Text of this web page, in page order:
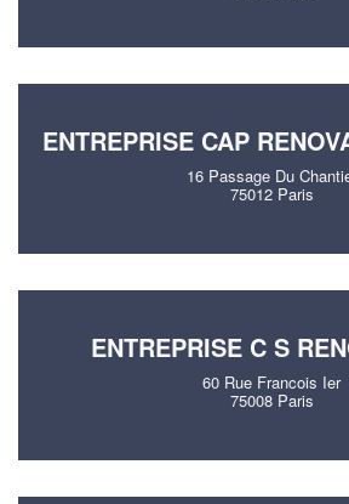
ENTREPRISE CAP
16 Passage Du
75012 Paris
ENTREPRISE C S
60 Rue Francois Ier
75008 Paris